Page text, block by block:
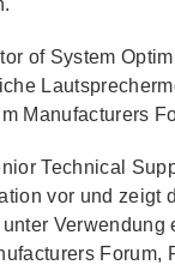
of System
Manufacturers
Technical
vor und zeigt
Verwendung
Forum,